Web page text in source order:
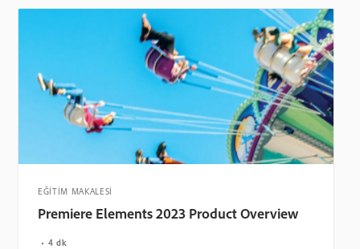
EĞİTİM MAKALESİ
Premiere Elements 2023 Product Overview
4 dk